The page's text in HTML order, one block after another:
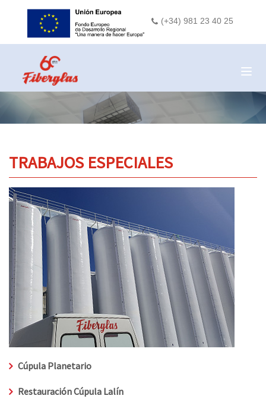
(+34) 981 23 40 25
TRABAJOS ESPECIALES
Cúpula Planetario
Restauración Cúpula Lalín